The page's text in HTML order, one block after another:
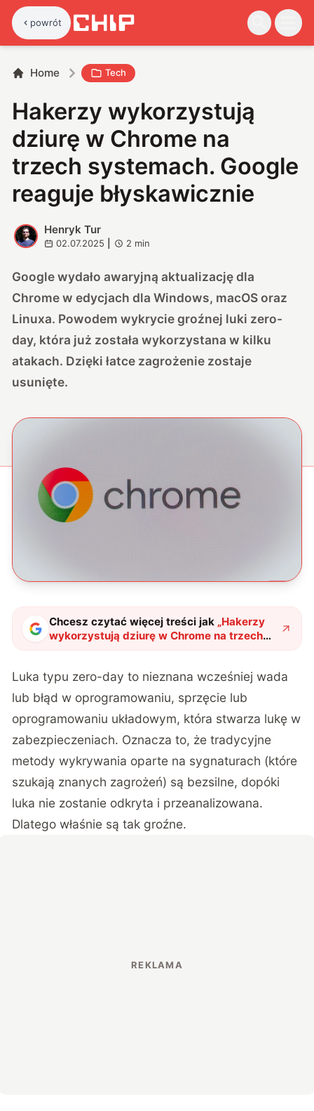
powrót
Home Tech
Hakerzy wykorzystują
dziurę w Chrome na
trzech systemach. Google
reaguje błyskawicznie
H
Henryk Tur
02.07.2025 2 min
Google wydało awaryjną aktualizację dla
Chrome w edycjach dla Windows, macOS oraz
Linuxa. Powodem wykrycie groźnej luki zero-
day, która już została wykorzystana w kilku
atakach. Dzięki łatce zagrożenie zostaje
usunięte.
Chcesz czytać więcej treści jak „Hakerzy
wykorzystują dziurę w Chrome na trzech
systemach. Google reaguje
Luka typu zero-day to nieznana wcześniej wada
lub błąd w oprogramowaniu, sprzęcie lub
oprogramowaniu układowym, która stwarza lukę w
zabezpieczeniach. Oznacza to, że tradycyjne
metody wykrywania oparte na sygnaturach (które
szukają znanych zagrożeń) są bezsilne, dopóki
luka nie zostanie odkryta i przeanalizowana.
Dlatego właśnie są tak groźne.